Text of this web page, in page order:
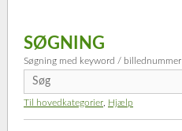
SØGNING
Søgning med keyword / billednummer
Til hovedkategorier Hjælp